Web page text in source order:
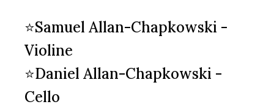
⭐Samuel Allan-Chapkowski -
Violine
⭐Daniel Allan-Chapkowski -
Cello